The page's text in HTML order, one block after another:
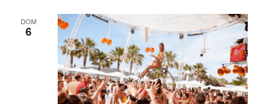
DOM
6